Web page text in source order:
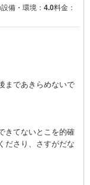
備・環境： 4.0料金：
まであきらめないで
きてないとこを的確
ださり、さすがだな